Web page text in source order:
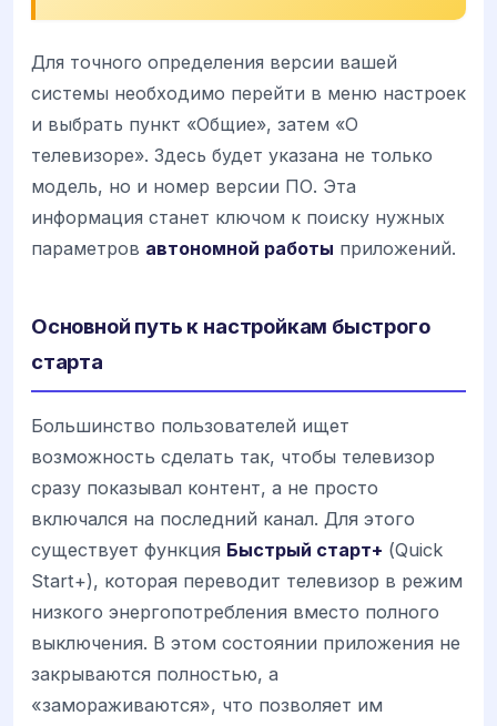
Для точного определения версии вашей
системы необходимо перейти в меню настроек
и выбрать пункт «Общие», затем «О
телевизоре». Здесь будет указана не только
модель, но и номер версии ПО. Эта
информация станет ключом к поиску нужных
параметров автономной работы приложений.
Основной путь к настройкам быстрого
старта
Большинство пользователей ищет
возможность сделать так, чтобы телевизор
сразу показывал контент, а не просто
включался на последний канал. Для этого
существует функция Быстрый старт+ (Quick
Start+), которая переводит телевизор в режим
низкого энергопотребления вместо полного
выключения. В этом состоянии приложения не
закрываются полностью, а
«замораживаются», что позволяет им